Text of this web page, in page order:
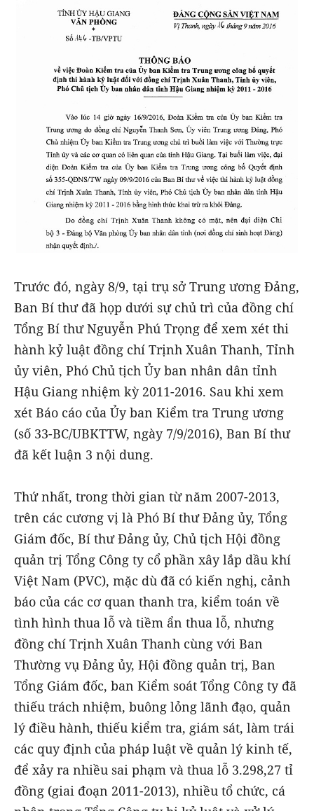
Trước đó, ngày 8/9, tại trụ sở Trung ương Đảng,
Ban Bí thư đã họp dưới sự chủ trì của đồng chí
Tổng Bí thư Nguyễn Phú Trọng để xem xét thi
hành kỷ luật đồng chí Trịnh Xuân Thanh, Tỉnh
ủy viên, Phó Chủ tịch Ủy ban nhân dân tỉnh
Hậu Giang nhiệm kỳ 2011-2016. Sau khi xem
xét Báo cáo của Ủy ban Kiểm tra Trung ương
(số 33-BC/UBKTTW, ngày 7/9/2016), Ban Bí thư
đã kết luận 3 nội dung.
Thứ nhất, trong thời gian từ năm 2007-2013,
trên các cương vị là Phó Bí thư Đảng ủy, Tổng
Giám đốc, Bí thư Đảng ủy, Chủ tịch Hội đồng
quản trị Tổng Công ty cổ phần xây lắp dầu khí
Việt Nam (PVC), mặc dù đã có kiến nghị, cảnh
báo của các cơ quan thanh tra, kiểm toán về
tình hình thua lỗ và tiềm ẩn thua lỗ, nhưng
đồng chí Trịnh Xuân Thanh cùng với Ban
Thường vụ Đảng ủy, Hội đồng quản trị, Ban
Tổng Giám đốc, ban Kiểm soát Tổng Công ty đã
thiếu trách nhiệm, buông lỏng lãnh đạo, quản
lý điều hành, thiếu kiểm tra, giám sát, làm trái
các quy định của pháp luật về quản lý kinh tế,
để xảy ra nhiều sai phạm và thua lỗ 3.298,27 tỉ
đồng (giai đoạn 2011-2013), nhiều tổ chức, cá